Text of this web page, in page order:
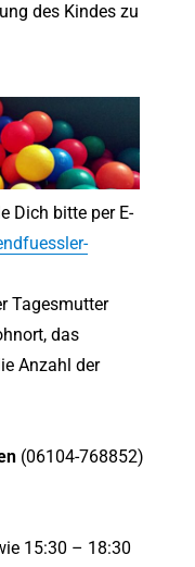
des Kindes zu
Dich bitte per E-
Tagesmutter
das
Anzahl der
(06104-768852)
15:30 – 18:30